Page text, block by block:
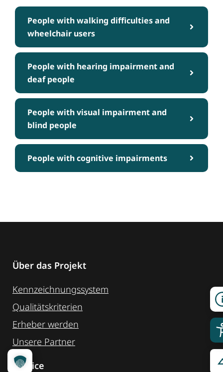
People with walking difficulties and
wheelchair users
People with hearing impairment and
deaf people
People with visual impairment and
blind people
People with cognitive impairments
Über das Projekt
Kennzeichnungssystem
Qualitätskriterien
Erheber werden
Unsere Partner
Service